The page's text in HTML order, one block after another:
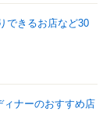
できるお店など30
ィナーのおすすめ店